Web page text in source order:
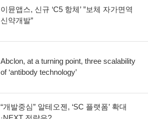
이뮨앱스, 신규 ‘C5 항체’ ”보체 자가면역
신약개발”
Abclon, at a turning point, three scalability
of ‘antibody technology’
“개발중심” 알테오젠, ‘SC 플랫폼’ 확대